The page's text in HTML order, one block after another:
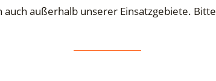
außerhalb unserer Einsatzgebiete. Bitte